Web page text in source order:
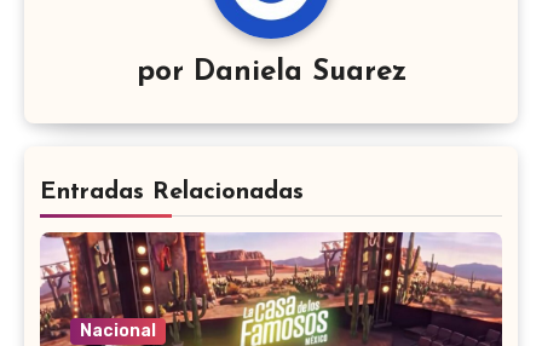
por Daniela Suarez
Entradas Relacionadas
Nacional